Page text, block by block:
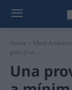
Home Medi Ambient
gots d'un...
Una